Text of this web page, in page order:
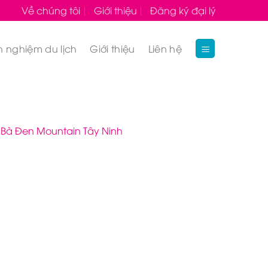
Về chúng tôi Giới thiệu Đăng ký đại lý
nghiệm du lịch Giới thiệu Liên hệ
Đen Mountain Tây Ninh